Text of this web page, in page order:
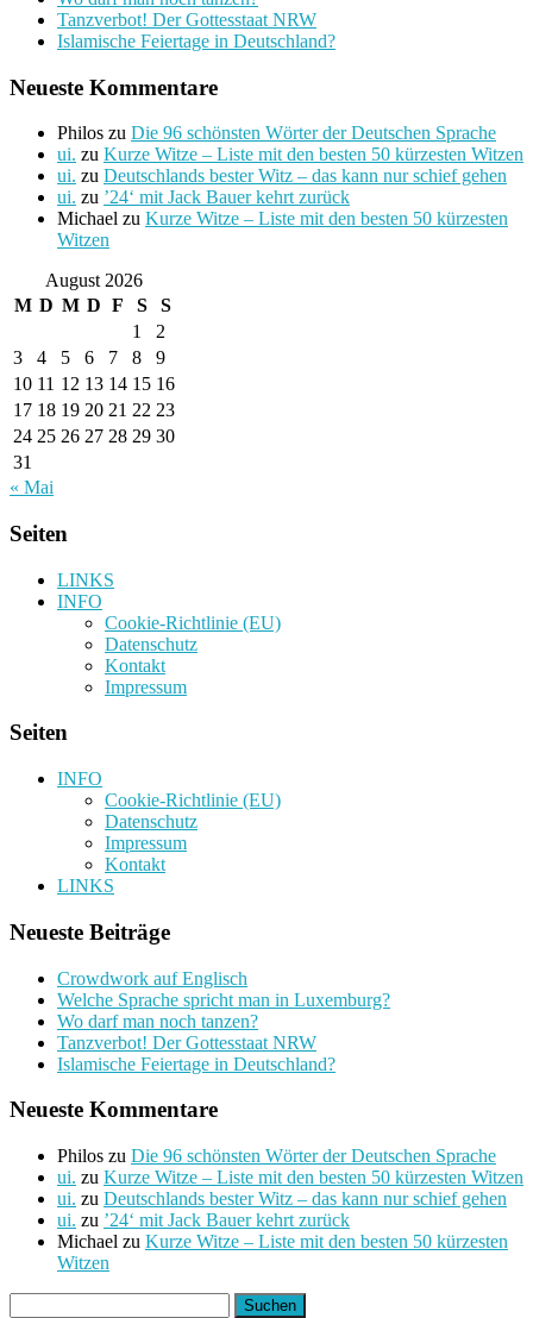
Tanzverbot! Der Gottesstaat NRW
Islamische Feiertage in Deutschland?
Neueste Kommentare
Philos zu Die 96 schönsten Wörter der Deutschen Sprache
ui. zu Kurze Witze – Liste mit den besten 50 kürzesten Witzen
ui. zu Deutschlands bester Witz – das kann nur schief gehen
ui. zu ’24‘ mit Jack Bauer kehrt zurück
Michael zu Kurze Witze – Liste mit den besten 50 kürzesten
Witzen
August 2026
M D M D F S
S
1
2
3
4 5 6 7 8
9
10 11 12 13 14 15 16
17 18 19 20 21 22 23
24 25 26 27 28 29 30
31
« Mai
Seiten
LINKS
INFO
Cookie-Richtlinie (EU)
Datenschutz
Kontakt
Impressum
Seiten
INFO
Cookie-Richtlinie (EU)
Datenschutz
Impressum
Kontakt
LINKS
Neueste Beiträge
Crowdwork auf Englisch
Welche Sprache spricht man in Luxemburg?
Wo darf man noch tanzen?
Tanzverbot! Der Gottesstaat NRW
Islamische Feiertage in Deutschland?
Neueste Kommentare
Philos zu Die 96 schönsten Wörter der Deutschen Sprache
ui. zu Kurze Witze – Liste mit den besten 50 kürzesten Witzen
ui. zu Deutschlands bester Witz – das kann nur schief gehen
ui. zu ’24‘ mit Jack Bauer kehrt zurück
Michael zu Kurze Witze – Liste mit den besten 50 kürzesten
Witzen